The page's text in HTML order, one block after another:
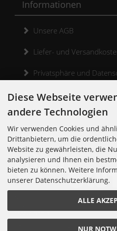
Informationen
Unsere AGB
Liefer- und
Privatsphäre und
Widerrufsrecht
Widerrufsformular
Kontakt
10997 Berlin
Diese Webseite
andere Technologien
Wir verwenden Cookies und
Drittanbietern, um die
Website zu gewährleisten, die
analysieren und Ihnen ein
bieten zu können. Weitere
unserer Datenschutzerklärung.
ALLE
NUR